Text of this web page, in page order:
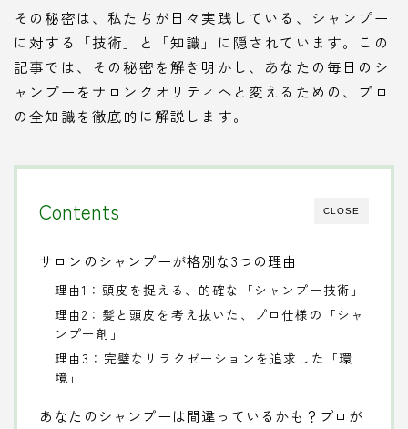
その秘密は、私たちが日々実践している、シャンプー
に対する「技術」と「知識」に隠されています。この
記事では、その秘密を解き明かし、あなたの毎日のシ
ャンプーをサロンクオリティへと変えるための、プロ
の全知識を徹底的に解説します。
CLOSE
Contents
サロンのシャンプーが格別な3つの理由
理由1：頭皮を捉える、的確な「シャンプー技術」
理由2：髪と頭皮を考え抜いた、プロ仕様の「シャ
ンプー剤」
理由3：完璧なリラクゼーションを追求した「環
境」
あなたのシャンプーは間違っているかも？プロが